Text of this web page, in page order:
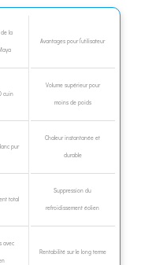
la
Avantages pour l’utilisateur
cuin
Volume supérieur pour
moins de poids
pur
Chaleur instantanée et
durable
total
Suppression du
refroidissement éolien
avec
Rentabilité sur le long terme